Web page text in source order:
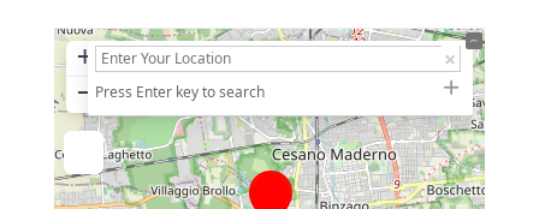
+
− Press Enter key to search